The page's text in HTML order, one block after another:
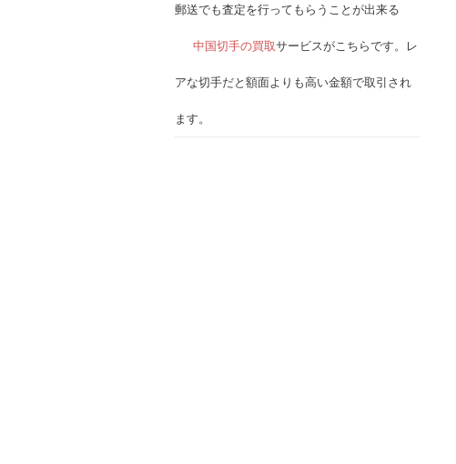
郵送でも査定を行ってもらうことが出来る
中国切手の買取サービスがこちらです。レ
アな切手だと額面よりも高い金額で取引され
ます。